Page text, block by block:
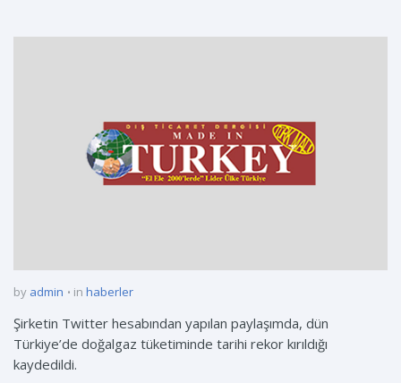
by admin in haberler
Şirketin Twitter hesabından yapılan paylaşımda, dün
Türkiye’de doğalgaz tüketiminde tarihi rekor kırıldığı
kaydedildi.